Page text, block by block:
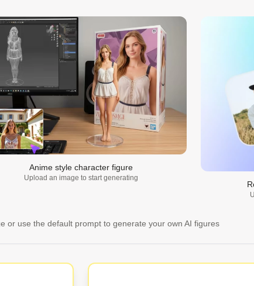
Anime style character figure
Upload an image to start generating
or use the default prompt to generate your own AI figures